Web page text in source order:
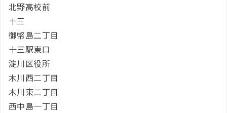
北野高校前
十三
御幣島二丁目
十三駅東口
淀川区役所
木川西二丁目
木川東二丁目
西中島一丁目